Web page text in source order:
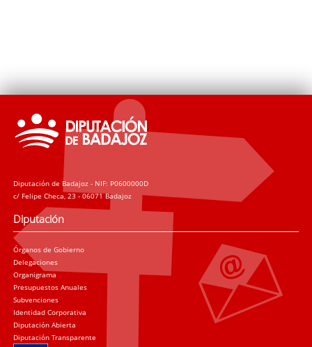
Diputación de Badajoz - NIF: P0600000D
c/ Felipe Checa, 23 - 06071 Badajoz
Diputación
Órganos de Gobierno
Delegaciones
Organigrama
Presupuestos Anuales
Subvenciones
Identidad Corporativa
Diputación Abierta
Diputación Transparente